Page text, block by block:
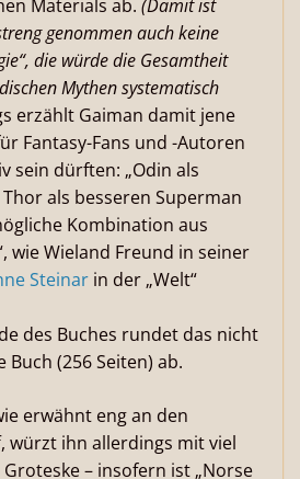
Materials ab. (Damit ist
genommen auch keine
die würde die Gesamtheit
Mythen systematisch
erzählt Gaiman damit jene
Fantasy-Fans und -Autoren
sein dürften: „Odin als
als besseren Superman
Kombination aus
wie Wieland Freund in seiner
Steinar in der „Welt“
des Buches rundet das nicht
(256 Seiten) ab.
erwähnt eng an den
würzt ihn allerdings mit viel
– insofern ist „Norse